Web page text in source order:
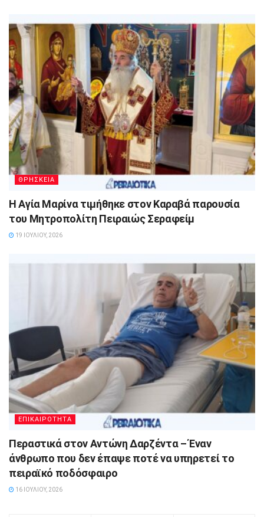
ΘΡΗΣΚΕΙΑ
Η Αγία Μαρίνα τιμήθηκε στον Καραβά παρουσία
του Μητροπολίτη Πειραιώς Σεραφείμ
19 ΙΟΥΛΊΟΥ, 2026
ΕΠΙΚΑΙΡΟΤΗΤΑ
Περαστικά στον Αντώνη Δαρζέντα – Έναν
άνθρωπο που δεν έπαψε ποτέ να υπηρετεί το
πειραϊκό ποδόσφαιρο
16 ΙΟΥΛΊΟΥ, 2026